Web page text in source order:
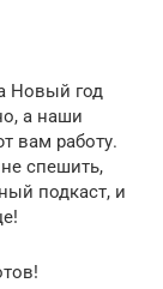
Новый год
а наши
вам работу.
спешить,
подкаст, и